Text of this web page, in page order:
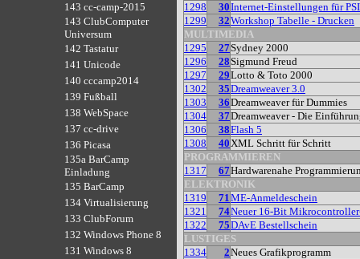
143 cc-camp-2015
143 ClubComputer
Universum
142 Tastatur
141 Unicode
140 cccamp2014
139 Fußball
138 WebSpace
137 cc-drive
136 Picasa
135a BarCamp
Einladung
135 BarCamp
134 Virtualisierung
133 ClubForum
132 Windows Phone 8
131 Windows 8
1298
30Internet-Einstellungen für
1299
32Workshop Tabelle - Drucken
MULTIMEDIA
1295
27Sydney 2000
1296
28Sigmund Freud
1297
29Lotto & Toto 2000
1302
35Dreamweaver 3.0
1303
36Dreamweaver für Dummies
1304
37Dreamweaver - Die
1306
38Flash 5
1308
40XML Schritt für Schritt
PROGRAMMIEREN
1317
67Hardwarenahe
ELEKTRONIK
1319
71ME-Anmeldeschein
1321
74Neuer 16-Bit
1322
75DAvE Bestellschein
LUSTIGES
1334
2Neues Grafikprogramm